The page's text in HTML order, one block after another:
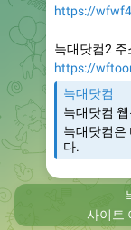
https://
늑대닷컴2 주
https://
늑대닷컴
늑대닷컴 웹
늑대닷컴은
다.